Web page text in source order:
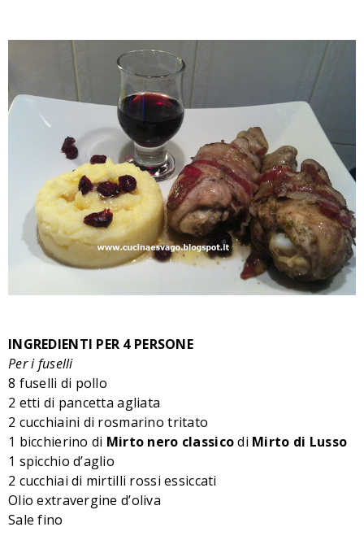
INGREDIENTI PER 4 PERSONE
Per i fuselli
8 fuselli di pollo
2 etti di pancetta agliata
2 cucchiaini di rosmarino tritato
1 bicchierino di Mirto nero classicodi Mirto di Lusso
1 spicchio d’aglio
2 cucchiai di mirtilli rossi essiccati
Olio extravergine d’oliva
Sale fino